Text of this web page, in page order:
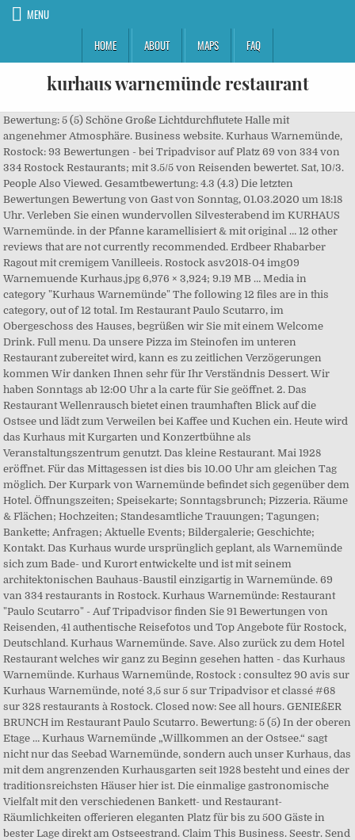
MENU
HOME
ABOUT MAPS FAQ
kurhaus warnemünde restaurant
Bewertung: 5 (5) Schöne Große Lichtdurchflutete Halle mit
angenehmer Atmosphäre. Business website. Kurhaus Warnemünde,
Rostock: 93 Bewertungen - bei Tripadvisor auf Platz 69 von 334 von
334 Rostock Restaurants; mit 3.5/5 von Reisenden bewertet. Sat, 10/3.
People Also Viewed. Gesamtbewertung: 4.3 (4.3) Die letzten
Bewertungen Bewertung von Gast von Sonntag, 01.03.2020 um 18:18
Uhr. Verleben Sie einen wundervollen Silvesterabend im KURHAUS
Warnemünde. in der Pfanne karamellisiert & mit original … 12 other
reviews that are not currently recommended. Erdbeer Rhabarber
Ragout mit cremigem Vanilleeis. Rostock asv2018-04 img09
Warnemuende Kurhaus.jpg 6,976 × 3,924; 9.19 MB … Media in
category "Kurhaus Warnemünde" The following 12 files are in this
category, out of 12 total. Im Restaurant Paulo Scutarro, im
Obergeschoss des Hauses, begrüßen wir Sie mit einem Welcome
Drink. Full menu. Da unsere Pizza im Steinofen im unteren
Restaurant zubereitet wird, kann es zu zeitlichen Verzögerungen
kommen Wir danken Ihnen sehr für Ihr Verständnis Dessert. Wir
haben Sonntags ab 12:00 Uhr a la carte für Sie geöffnet. 2. Das
Restaurant Wellenrausch bietet einen traumhaften Blick auf die
Ostsee und lädt zum Verweilen bei Kaffee und Kuchen ein. Heute wird
das Kurhaus mit Kurgarten und Konzertbühne als
Veranstaltungszentrum genutzt. Das kleine Restaurant. Mai 1928
eröffnet. Für das Mittagessen ist dies bis 10.00 Uhr am gleichen Tag
möglich. Der Kurpark von Warnemünde befindet sich gegenüber dem
Hotel. Öffnungszeiten; Speisekarte; Sonntagsbrunch; Pizzeria. Räume
& Flächen; Hochzeiten; Standesamtliche Trauungen; Tagungen;
Bankette; Anfragen; Aktuelle Events; Bildergalerie; Geschichte;
Kontakt. Das Kurhaus wurde ursprünglich geplant, als Warnemünde
sich zum Bade- und Kurort entwickelte und ist mit seinem
architektonischen Bauhaus-Baustil einzigartig in Warnemünde. 69
van 334 restaurants in Rostock. Kurhaus Warnemünde: Restaurant
"Paulo Scutarro" - Auf Tripadvisor finden Sie 91 Bewertungen von
Reisenden, 41 authentische Reisefotos und Top Angebote für Rostock,
Deutschland. Kurhaus Warnemünde. Save. Also zurück zu dem Hotel
Restaurant welches wir ganz zu Beginn gesehen hatten - das Kurhaus
Warnemünde. Kurhaus Warnemünde, Rostock : consultez 90 avis sur
Kurhaus Warnemünde, noté 3,5 sur 5 sur Tripadvisor et classé #68
sur 328 restaurants à Rostock. Closed now: See all hours. GENIEßER
BRUNCH im Restaurant Paulo Scutarro. Bewertung: 5 (5) In der oberen
Etage … Kurhaus Warnemünde „Willkommen an der Ostsee.“ sagt
nicht nur das Seebad Warnemünde, sondern auch unser Kurhaus, das
mit dem angrenzenden Kurhausgarten seit 1928 besteht und eines der
traditionsreichsten Häuser hier ist. Die einmalige gastronomische
Vielfalt mit den verschiedenen Bankett- und Restaurant-
Räumlichkeiten offerieren eleganten Platz für bis zu 500 Gäste in
bester Lage direkt am Ostseestrand. Claim This Business. Seestr. Send